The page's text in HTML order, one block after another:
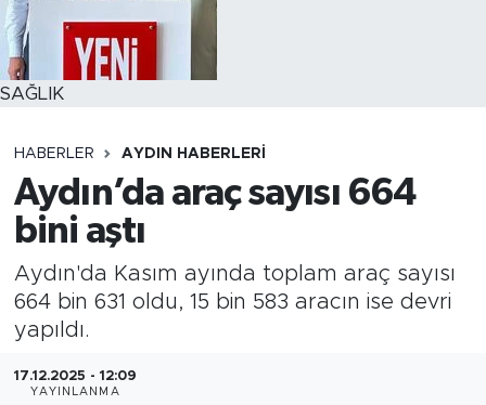
SAĞLIK
HABERLER AYDIN HABERLERI
Aydın’da araç sayısı 664
bini aştı
Aydın'da Kasım ayında toplam araç sayısı
664 bin 631 oldu, 15 bin 583 aracın ise devri
yapıldı.
17.12.2025 - 12:09
YAYINLANMA